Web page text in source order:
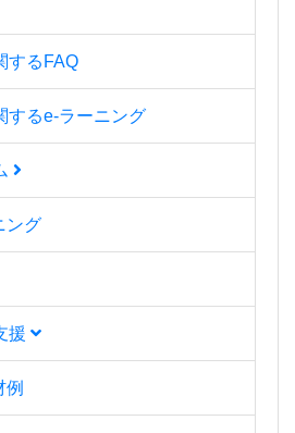
するFAQ
するe-ラーニング
ング
援
例